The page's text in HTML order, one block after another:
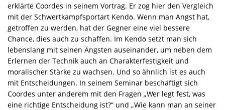
erklärte Coordes in seinem Vortrag. Er zog hier den Vergleich
mit der Schwertkampfsportart Kendō. Wenn man Angst hat,
getroffen zu werden, hat der Gegner eine viel bessere
Chance, dies auch zu schaffen. Im Kendō setzt man sich
lebenslang mit seinen Ängsten auseinander, um neben dem
Erlernen der Technik auch an Charakterfestigkeit und
moralischer Stärke zu wachsen. Und so ähnlich ist es auch
mit Entscheidungen. In seinem Seminar beschäftigt sich
Coordes unter anderem mit den Fragen „Wer legt fest, was
eine richtige Entscheidung ist?“ und „Wie kann man an seiner